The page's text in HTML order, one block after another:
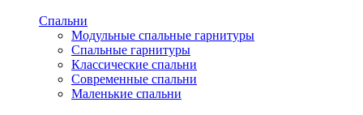
Спальни
Модульные спальные гарнитуры
Спальные гарнитуры
Классические спальни
Современные спальни
Маленькие спальни